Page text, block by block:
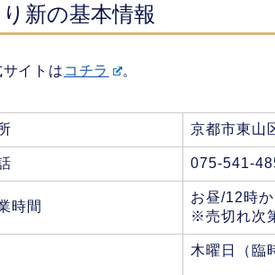
り新の基本情報
イトは コチラ 。
京都市東山
075-541-
時間
お昼/12時
※売切れ次
木曜日（臨